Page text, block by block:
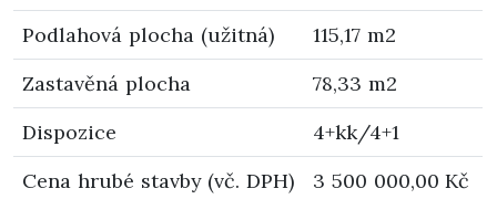
Podlahová plocha (užitná)
115,17 m2
Zastavěná plocha
78,33 m2
Dispozice
4+kk/4+1
Cena hrubé stavby (vč. DPH)
3 500 000,00 Kč